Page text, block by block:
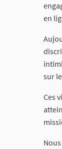
en
sur
Ces